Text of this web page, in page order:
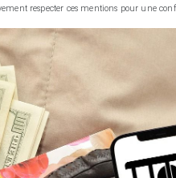
respecter ces mentions pour une